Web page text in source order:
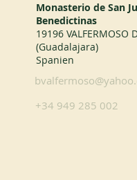
Monasterio de San
Benedictinas
19196 VALFERMOSO
(Guadalajara)
Spanien
+34 949 285 002